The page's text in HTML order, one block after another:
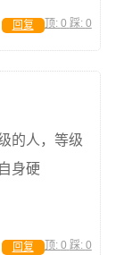
顶: 0 踩: 0
回复
的人，等级
身硬
顶: 0 踩: 0
回复